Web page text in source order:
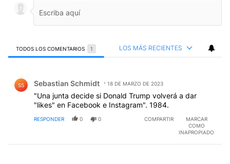
TODOS LOS COMENTARIOS 1 LOS MÁS RECIENTES
SS Sebastian Schmidt 18 DE MARZO DE 2023
"Una junta decide si Donald Trump volverá a dar
"likes" en Facebook e Instagram". 1984.
RESPONDER 0 0 COMPARTIR
MARCAR
COMO
INAPROPIADO